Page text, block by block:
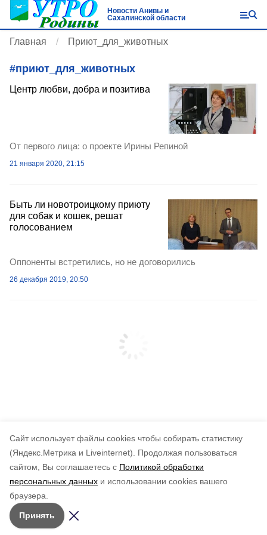
Cайт использует файлы cookies чтобы собирать статистику
(Яндекс.Метрика и Liveinternet).
Продолжая пользоваться
сайтом, Вы соглашаетесь с Политикой обработки
персональных данных и использовании cookies вашего
браузера.
Принять
Новости Анивы и
Сахалинской области
Главная Приют_для_животных
#приют_для_животных
Центр любви, добра и позитива
От первого лица: о проекте Ирины Репиной
21 января 2020, 21:15
Быть ли новотроицкому приюту
для собак и кошек, решат
голосованием
Оппоненты встретились, но не договорились
26 декабря 2019, 20:50